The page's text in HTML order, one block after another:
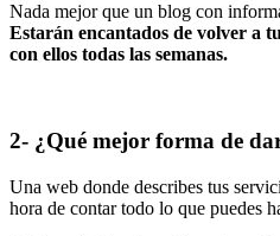
Nada mejor que un blog con
Estarán encantados de volver a
con ellos todas las semanas.
2- ¿Qué mejor forma de
Una web donde describes tus
hora de contar todo lo que puedes